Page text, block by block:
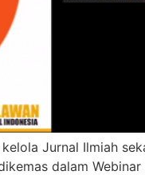
Jurnal Ilmiah
dalam Webinar